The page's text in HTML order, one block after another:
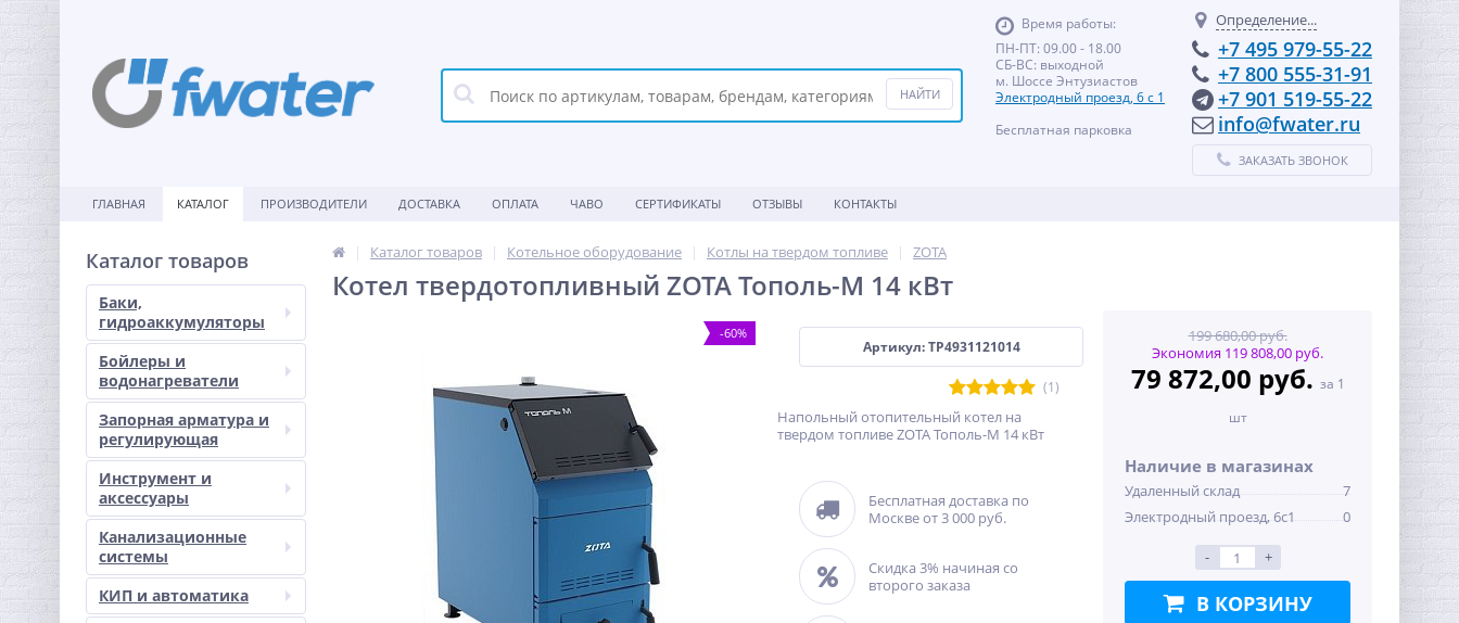
Время работы:
ПН-ПТ: 09.00 - 18.00
СБ-ВС: выходной
м. Шоссе Энтузиастов
Электродный проезд, 6 с 1
Бесплатная парковка
Определение...
+7 495 979-55-22
+7 800 555-31-91
+7 901 519-55-22
info@fwater.ru
ЗАКАЗАТЬ ЗВОНОК
ГЛАВНАЯ КАТАЛОГ ПРОИЗВОДИТЕЛИ ДОСТАВКА ОПЛАТА ЧАВО СЕРТИФИКАТЫ ОТЗЫВЫ КОНТАКТЫ
Каталог товаров
Баки,
гидроаккумуляторы
Бойлеры и
водонагреватели
Запорная арматура и
регулирующая
Инструмент и
аксессуары
Канализационные
системы
КИП и автоматика
Каталог товаров Котельное оборудование Котлы на твердом топливе ZOTA
Котел твердотопливный ZOTA Тополь-М 14 кВт
-60%
Артикул: TP4931121014
(1)
Напольный отопительный котел на
твердом топливе ZOTA Тополь-М 14 кВт
Бесплатная доставка по
Москве от 3 000 руб.
Скидка 3% начиная со
второго заказа
199 680,00 руб.
Экономия 119 808,00 руб.
79 872,00 руб. за 1
шт
Наличие в магазинах
Удаленный склад
7
Электродный проезд, 6с1
0
- +
В КОРЗИНУ